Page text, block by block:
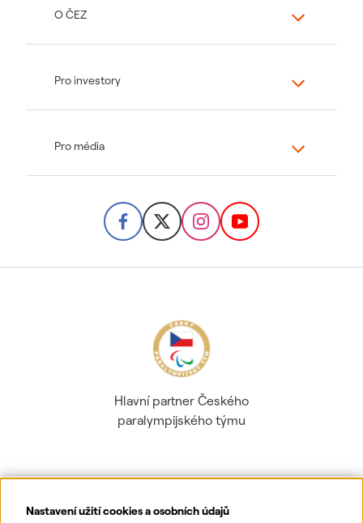
Nastavení užití cookies a osobních údajů
O ČEZ
Pro investory
Pro média
Hlavní partner Českého
paralympijského týmu